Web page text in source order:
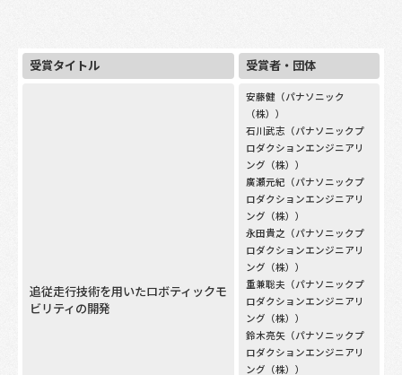
受賞タイトル 受賞者・団体
追従走行技術を用いたロボティックモ
ビリティの開発
安藤健（パナソニック
（株））
石川武志（パナソニックプ
ロダクションエンジニアリ
ング（株））
廣瀬元紀（パナソニックプ
ロダクションエンジニアリ
ング（株））
永田貴之（パナソニックプ
ロダクションエンジニアリ
ング（株））
重兼聡夫（パナソニックプ
ロダクションエンジニアリ
ング（株））
鈴木亮矢（パナソニックプ
ロダクションエンジニアリ
ング（株））